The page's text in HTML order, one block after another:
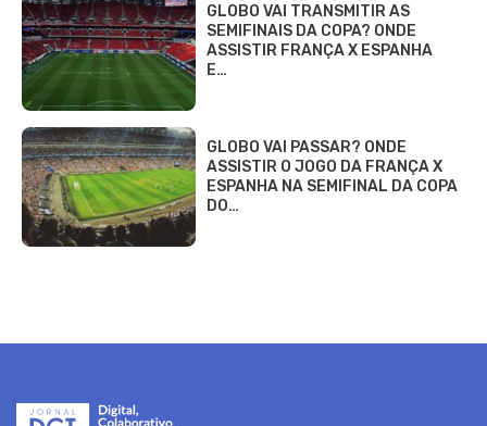
GLOBO VAI TRANSMITIR AS
SEMIFINAIS DA COPA? ONDE
ASSISTIR FRANÇA X ESPANHA
E…
GLOBO VAI PASSAR? ONDE
ASSISTIR O JOGO DA FRANÇA X
ESPANHA NA SEMIFINAL DA COPA
DO…